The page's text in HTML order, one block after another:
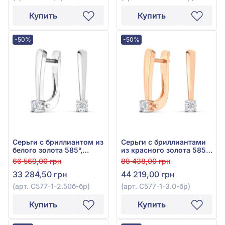
Купить Купить
-50%
Серьги с бриллиантом из
белого золота 585°,
0,11ct, арт. С577-1-2.50б-
бр
66 569,00 грн
33 284,50 грн
(арт. С577-1-2.50б-бр)
Купить
-50%
Серьги с бриллиантами
из красного золота 585°,
Бриллиант 0,2ct, арт.
С577-1-3.0к-бр
88 438,00 грн
44 219,00 грн
(арт. С577-1-3.0-бр)
Купить